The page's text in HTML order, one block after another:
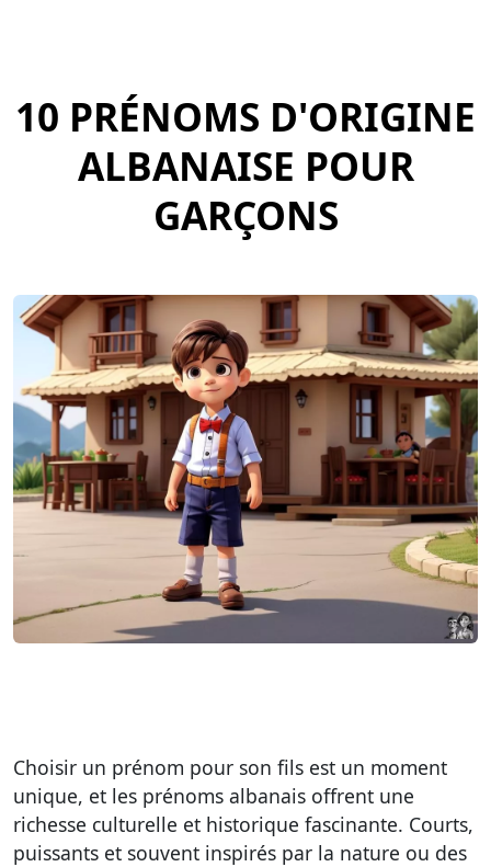
10 PRÉNOMS D'ORIGINE
ALBANAISE POUR
GARÇONS
Choisir un prénom pour son fils est un moment
unique, et les prénoms albanais offrent une
richesse culturelle et historique fascinante. Courts,
puissants et souvent inspirés par la nature ou des